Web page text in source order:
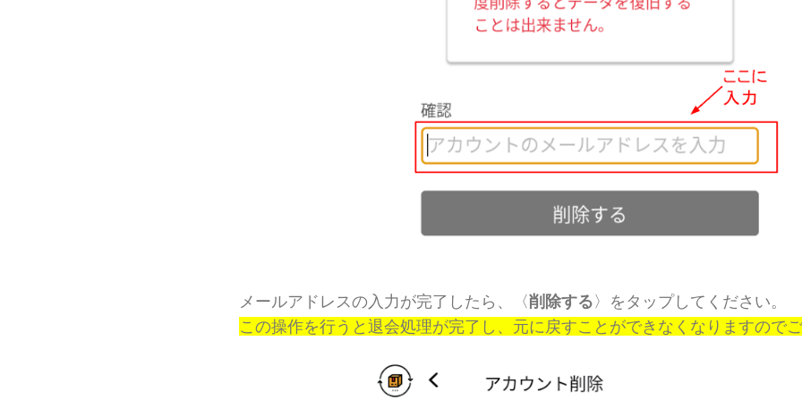
メールアドレスの入力が完了したら、〈削除する〉をタップしてください。
この操作を行うと退会処理が完了し、元に戻すことができなくなりますのでご